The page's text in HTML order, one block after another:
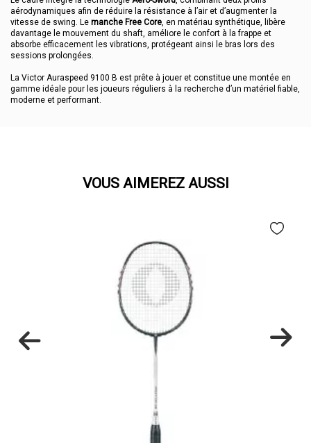
aérodynamiques afin de réduire la résistance à l’air et d’augmenter la
vitesse de swing. Le manche Free Core, en matériau synthétique, libère
davantage le mouvement du shaft, améliore le confort à la frappe et
absorbe efficacement les vibrations, protégeant ainsi le bras lors des
sessions prolongées.
La Victor Auraspeed 9100 B est prête à jouer et constitue une montée en
gamme idéale pour les joueurs réguliers à la recherche d’un matériel fiable,
moderne et performant.
VOUS AIMEREZ AUSSI